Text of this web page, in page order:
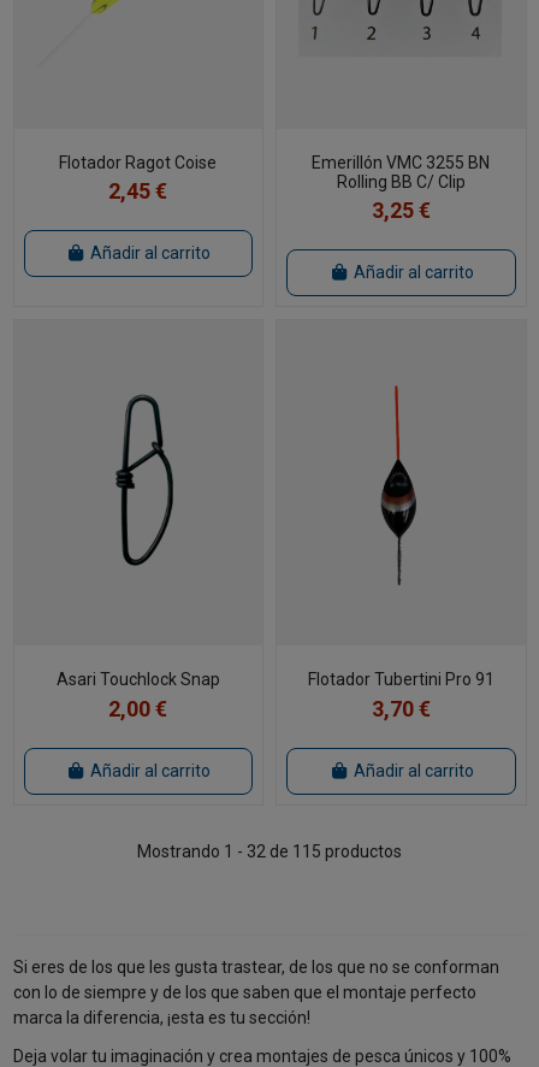
Flotador Ragot Coise
2,45 €
Añadir al carrito
Emerillón VMC 3255 BN
Rolling BB C/ Clip
3,25 €
Añadir al carrito
Asari Touchlock Snap
2,00 €
Añadir al carrito
Flotador Tubertini Pro 91
3,70 €
Añadir al carrito
Mostrando 1 - 32 de 115 productos
Si eres de los que les gusta trastear, de los que no se conforman
con lo de siempre y de los que saben que el montaje perfecto
marca la diferencia, ¡esta es tu sección!
Deja volar tu imaginación y crea montajes de pesca únicos y 100%